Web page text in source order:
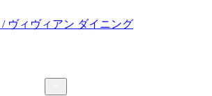
ヴィヴィアン ダイニング